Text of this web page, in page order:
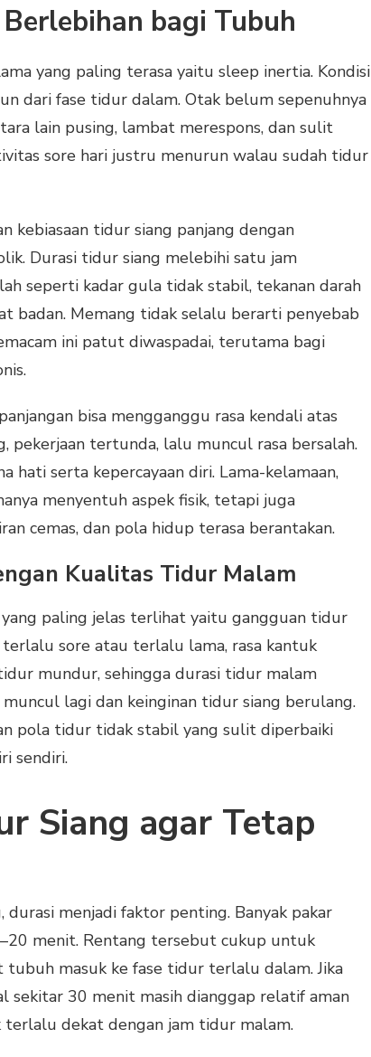
bagi Tubuh
yang paling terasa yaitu sleep inertia. Kondisi
dari fase tidur dalam. Otak belum sepenuhnya
lain pusing, lambat merespons, dan sulit
sore hari justru menurun walau sudah tidur
kebiasaan tidur siang panjang dengan
Durasi tidur siang melebihi satu jam
seperti kadar gula tidak stabil, tekanan darah
badan. Memang tidak selalu berarti penyebab
ini patut diwaspadai, terutama bagi
bisa mengganggu rasa kendali atas
tertunda, lalu muncul rasa bersalah.
hati serta kepercayaan diri. Lama-kelamaan,
menyentuh aspek fisik, tetapi juga
cemas, dan pola hidup terasa berantakan.
Kualitas Tidur Malam
paling jelas terlihat yaitu gangguan tidur
sore atau terlalu lama, rasa kantuk
mundur, sehingga durasi tidur malam
lagi dan keinginan tidur siang berulang.
pola tidur tidak stabil yang sulit diperbaiki
sendiri.
Siang agar Tetap
menjadi faktor penting. Banyak pakar
menit. Rentang tersebut cukup untuk
masuk ke fase tidur terlalu dalam. Jika
sekitar 30 menit masih dianggap relatif aman
terlalu dekat dengan jam tidur malam.